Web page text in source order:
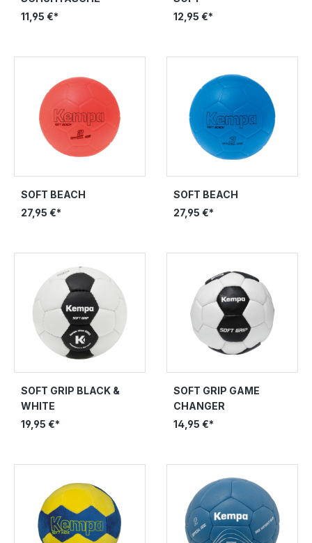
11,95 €*
12,95 €*
SOFT BEACH
27,95 €*
SOFT BEACH
27,95 €*
SOFT GRIP BLACK &
WHITE
19,95 €*
SOFT GRIP GAME
CHANGER
14,95 €*